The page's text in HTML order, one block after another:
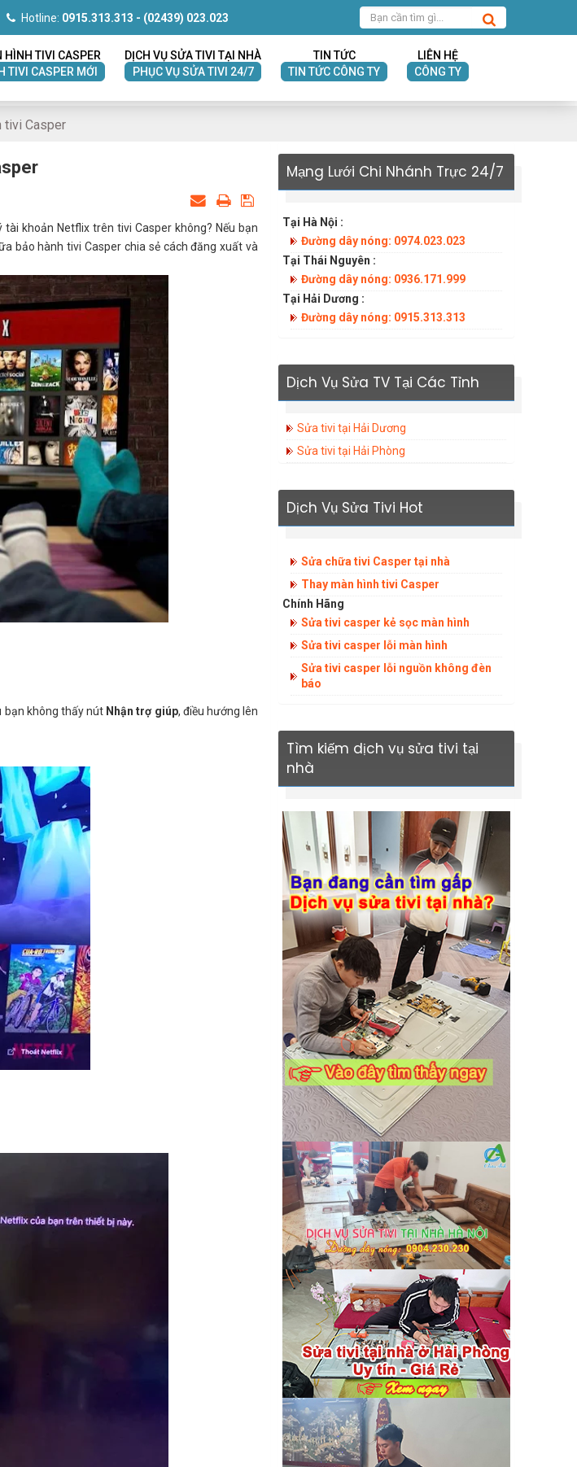
Hotline: 0915.313.313 - (02439) 023.023
HÌNH TIVI CASPER
TIVI CASPER MỚI
DỊCH VỤ SỬA TIVI TẠI NHÀ
PHỤC VỤ SỬA TIVI 24/7
TIN TỨC
TIN TỨC CÔNG TY
LIÊN HỆ
CÔNG TY
tivi Casper
khoản Netflix trên tivi Casper không? Nếu bạn
bảo hành tivi Casper chia sẻ cách đăng xuất và
bạn không thấy nút Nhận trợ giúp, điều hướng lên
Mạng Lưới Chi Nhánh Trực 24/7
Tại Hà Nội :
Đường dây nóng: 0974.023.023
Tại Thái Nguyên :
Đường dây nóng: 0936.171.999
Tại Hải Dương :
Đường dây nóng: 0915.313.313
Dịch Vụ Sửa TV Tại Các Tỉnh
Sửa tivi tại Hải Dương
Sửa tivi tại Hải Phòng
Dịch Vụ Sửa Tivi Hot
Sửa chữa tivi Casper tại nhà
Thay màn hình tivi Casper
Chính Hãng
Sửa tivi casper kẻ sọc màn hình
Sửa tivi casper lỗi màn hình
Sửa tivi casper lỗi nguồn không đèn
báo
Tìm kiếm dịch vụ sửa tivi tại
nhà